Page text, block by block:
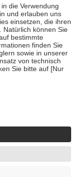
18. Lebensjahr
die von der
echte Bewertungen
künstlicher